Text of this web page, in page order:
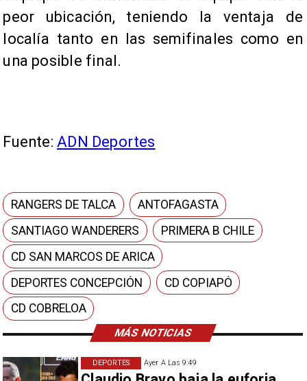
MÁS NOTICIAS
Ayer A Las 9:49
DEPORTES
peor ubicación, teniendo la ventaja de
localía tanto en las semifinales como en
una posible final.
Fuente:ADN Deportes
RANGERS DE TALCA
ANTOFAGASTA
SANTIAGO WANDERERS
PRIMERA B CHILE
CD SAN MARCOS DE ARICA
DEPORTES CONCEPCIÓN
CD COPIAPÓ
CD COBRELOA